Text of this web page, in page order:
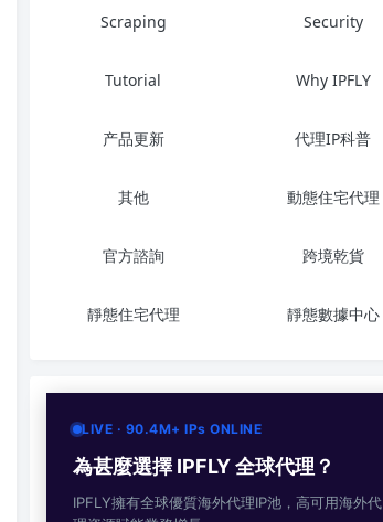
Scraping Security
Tutorial Why IPFLY
产品更新 代理IP科普
其他 動態住宅代理
官方諮詢 跨境乾貨
靜態住宅代理 靜態數據中心
LIVE · 90.4M+ IPs ONLINE
為甚麼選擇 IPFLY 全球代理？
IPFLY擁有全球優質海外代理IP池，高可用海外代